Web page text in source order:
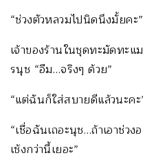
“ช่วงตัวหลวมไปนิดนึงมั้ยค
เจ้าของร้านในชุดทะมัดทะ
รนุช “อืม…จริงๆ ด้วย”
“แต่ฉันก็ใส่สบายดีแล้วนะค
“เชื่อฉันเถอะนุช…ถ้าเอาช่ว
เช้งกว่านี้เยอะ”